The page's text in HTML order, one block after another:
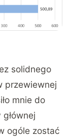
solidnego
przewiewnej
mnie do
ogóle zostać